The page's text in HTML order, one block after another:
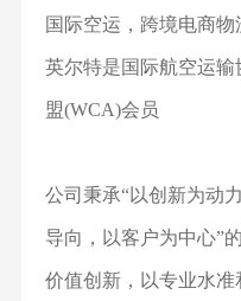
国际空运，跨境电商物
英尔特是国际航空运
盟(WCA)会员
公司秉承“以创新为动
导向，以客户为中心”
价值创新，以专业水